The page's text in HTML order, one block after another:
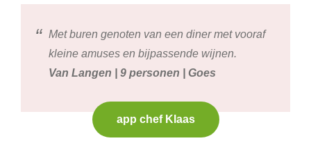
Met buren genoten van een diner met vooraf
kleine amuses en bijpassende wijnen.
Van Langen | 9 personen | Goes
app chef Klaas